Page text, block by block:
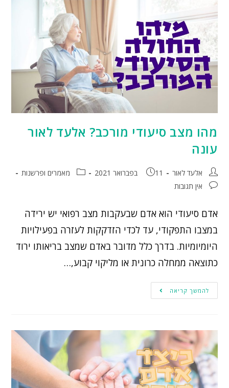
מהו מצב סיעודי מורכב? אלעד לאור
עונה
אלעד לאור 11 בפברואר 2021
מאמרים ופרשנות
אין תגובות
אדם סיעודי הוא אדם שבעקבות מצב רפואי יש ירידה
במצבו התפקודי, עד לכדי הזדקקות לעזרה בפעילויות
היומיומיות. בדרך כלל מדובר באדם שמצב בריאותו ירוד
כתוצאה ממחלה כרונית או מליקוי קבוע,…
להמשך קריאה